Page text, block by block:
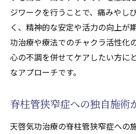
ジワークを行うことで、痛みやし
く、精神的な安定や活力の向上が
功治療や療法でのチャクラ活性化
心の不調を併せてケアしたい方に
なアプローチです。
脊柱管狭窄症への独自施術
天啓気功治療の脊柱管狭窄症への